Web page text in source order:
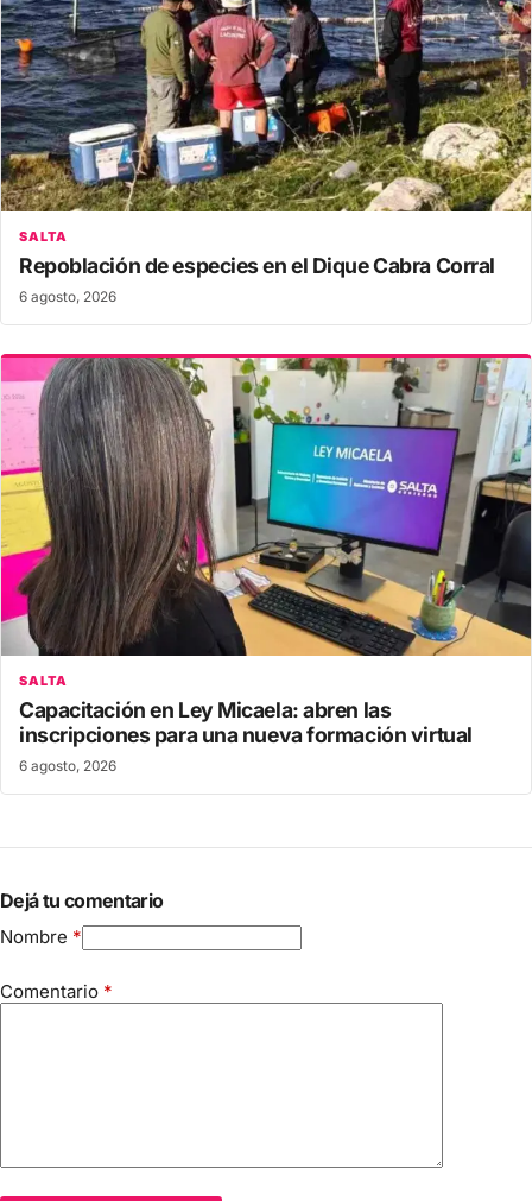
SALTA
Repoblación de especies en el Dique Cabra Corral
6 agosto, 2026
SALTA
Capacitación en Ley Micaela: abren las
inscripciones para una nueva formación virtual
6 agosto, 2026
Dejá tu comentario
Nombre *
Comentario *